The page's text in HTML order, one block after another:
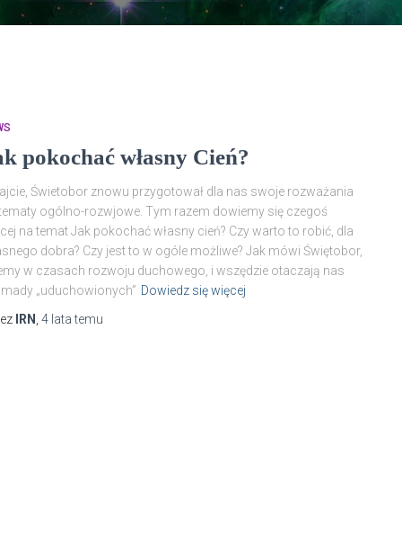
pokochać własny Cień?
Świetobor znowu przygotował dla nas swoje rozważania
ogólno-rozwjowe. Tym razem dowiemy się czegoś
na temat Jak pokochać własny cień? Czy warto to robić, dla
dobra? Czy jest to w ogóle możliwe? Jak mówi Świętobor,
w czasach rozwoju duchowego, i wszędzie otaczają nas
„uduchowionych” Dowiedz się więcej
IRN 4 latatemu